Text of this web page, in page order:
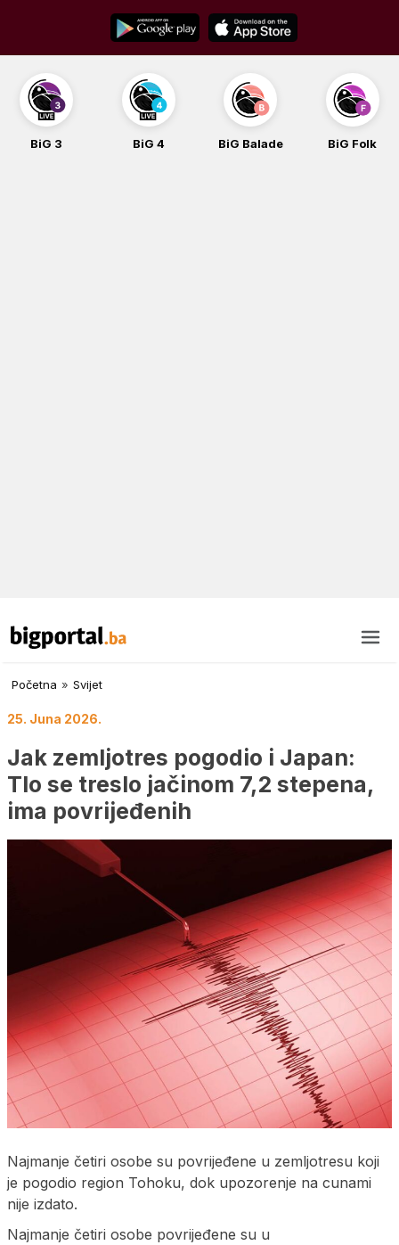
content
BiG 3 BiG 4 BiG Balade BiG Folk
Početna » Svijet
25. Juna 2026.
Jak zemljotres pogodio i Japan:
Tlo se treslo jačinom 7,2 stepena,
ima povrijeđenih
Najmanje četiri osobe su povrijeđene u zemljotresu koji
je pogodio region Tohoku, dok upozorenje na cunami
nije izdato.
Najmanje četiri osobe povrijeđene su u